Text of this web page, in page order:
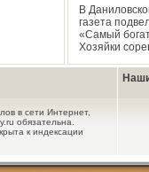
В
газета
«Самый
Хозяйки
в сети Интернет,
обязательна.
к индексации